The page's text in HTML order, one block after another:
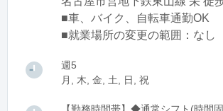
■車、バイク、自転車通勤OK
■就業場所の変更の範囲：なし
週5
月, 木, 金, 土, 日, 祝